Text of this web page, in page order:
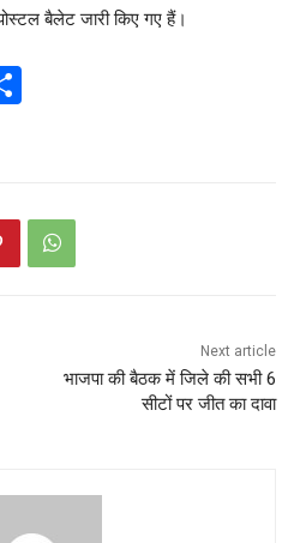
बैलेट जारी किए गए हैं।
Next article
भाजपा की बैठक में जिले की सभी 6
सीटों पर जीत का दावा